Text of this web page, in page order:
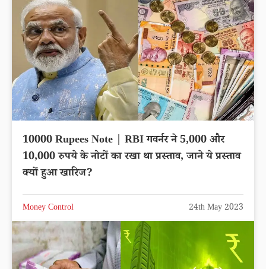
10000 Rupees Note | RBI गवर्नर ने 5,000 और
10,000 रुपये के नोटों का रखा था प्रस्ताव, जाने ये प्रस्ताव
क्यों हुआ खारिज?
Money Control 24th May 2023